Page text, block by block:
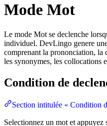
Mode Mot
Le mode Mot se declenche
individuel. DevLingo genere
comprenant la prononciation, la
les synonymes, les collocations
Condition de
Section intitulée « Condition
Selectionnez un mot et